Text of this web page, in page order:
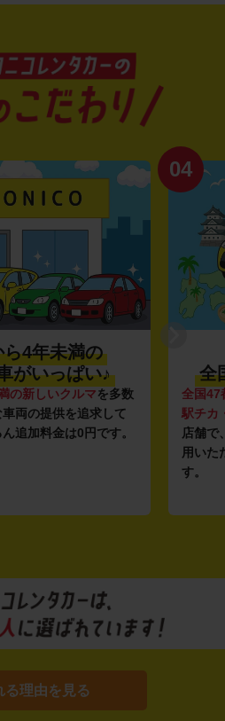
4年未満の
がいっぱい♪
の新しいクルマを多数
両の提供を追求して
追加料金は0円です。
04
全
全国47
駅チカ
店舗で
用いた
す。
る理由を見る